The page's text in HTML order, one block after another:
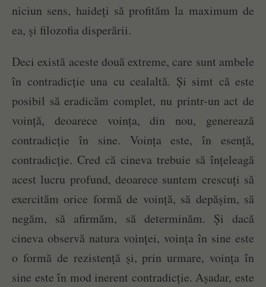
niciun sens, haideți să profităm la maximum de
ea, și filozofia disperării.
Deci există aceste două extreme, care sunt ambele
în contradicție una cu cealaltă. Și simt că este
posibil să eradicăm complet, nu printr-un act de
voință, deoarece voința, din nou, generează
contradicție în sine. Voința este, în esență,
contradicție. Cred că cineva trebuie să înțeleagă
acest lucru profund, deoarece suntem crescuți să
exercităm orice formă de voință, să depășim, să
negăm, să afirmăm, să determinăm. Și dacă
cineva observă natura voinței, voința în sine este
o formă de rezistență și, prin urmare, voința în
sine este în mod inerent contradicție. Așadar, este